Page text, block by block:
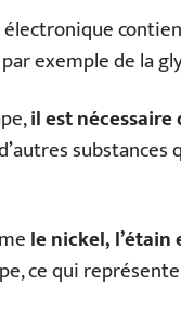
par exemple de la
il est
le nickel, l’étain
ce qui